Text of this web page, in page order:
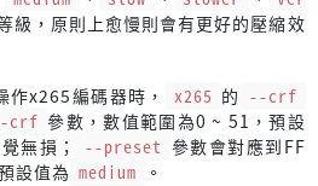
級，原則上愈慢則會有更好的壓縮效
x265編碼器時，
x265 的 --crf
-crf 參數，數值範圍為0 ~ 51，預設
無損；
--preset 參數會對應到FF
設值為 medium
。